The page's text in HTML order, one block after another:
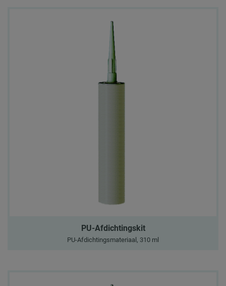
PU-Afdichtingskit
PU-Afdichtingsmateriaal, 310 ml